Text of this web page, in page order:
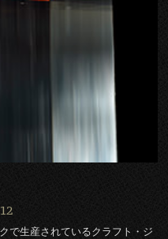
12
で生産されているクラフト・ジ